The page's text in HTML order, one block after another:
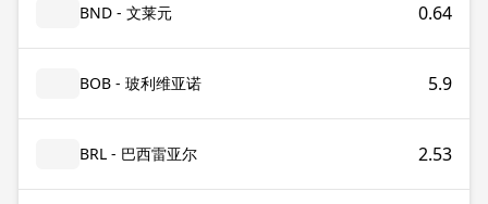
BND - 文莱元 0.64
BOB - 玻利维亚诺 5.9
BRL - 巴西雷亚尔 2.53